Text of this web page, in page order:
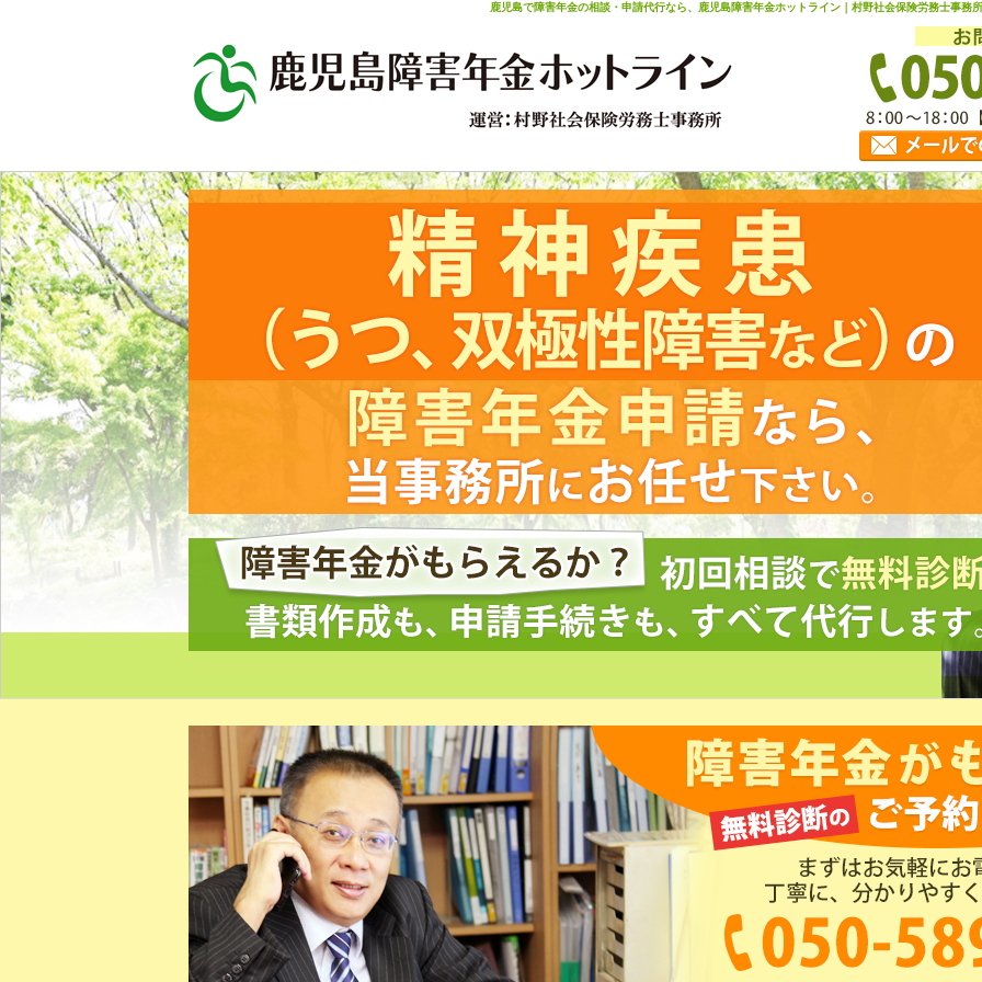
鹿児島で障害年金の相談・申請代行なら、鹿児島障害年金ホットライン｜村野社会保険労務士事務所